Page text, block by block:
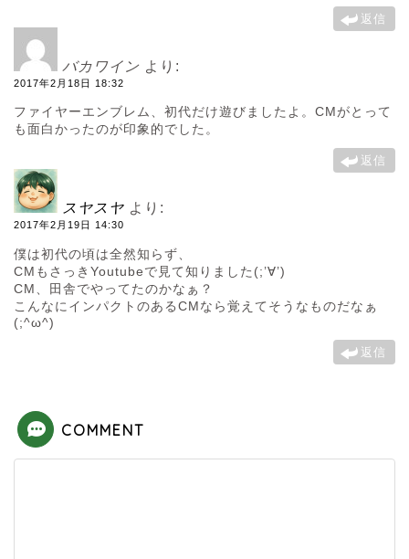
返信
バカワイン より:
2017年2月18日 18:32
ファイヤーエンブレム、初代だけ遊びましたよ。CMがとって
も面白かったのが印象的でした。
返信
スヤスヤ より:
2017年2月19日 14:30
僕は初代の頃は全然知らず、
CMもさっきYoutubeで見て知りました(;’∀’)
CM、田舎でやってたのかなぁ？
こんなにインパクトのあるCMなら覚えてそうなものだなぁ
(;^ω^)
返信
COMMENT